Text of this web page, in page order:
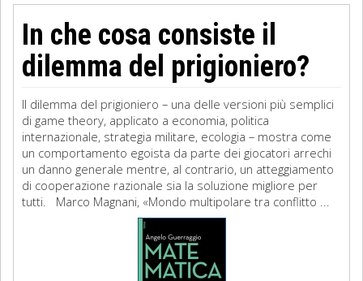
In che cosa consiste il
dilemma del prigioniero?
Il dilemma del prigioniero – una delle versioni più semplici
di game theory, applicato a economia, politica
internazionale, strategia militare, ecologia – mostra come
un comportamento egoista da parte dei giocatori arrechi
un danno generale mentre, al contrario, un atteggiamento
di cooperazione razionale sia la soluzione migliore per
tutti. Marco Magnani, «Mondo multipolare tra conflitto ...